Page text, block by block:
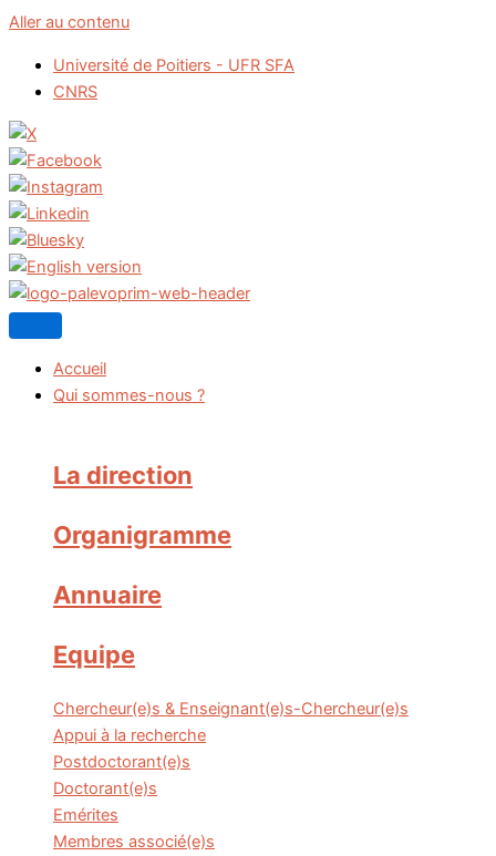
Aller au contenu
Université de Poitiers - UFR SFA
CNRS
Accueil
Qui sommes-nous ?
La direction
Organigramme
Annuaire
Equipe
Chercheur(e)s & Enseignant(e)s-Chercheur(e)s
Appui à la recherche
Postdoctorant(e)s
Doctorant(e)s
Emérites
Membres associé(e)s